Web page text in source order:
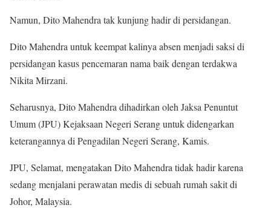
Namun, Dito Mahendra tak kunjung hadir di persidangan.
Dito Mahendra untuk keempat kalinya absen menjadi saksi di
persidangan kasus pencemaran nama baik dengan terdakwa
Nikita Mirzani.
Seharusnya, Dito Mahendra dihadirkan oleh Jaksa Penuntut
Umum (JPU) Kejaksaan Negeri Serang untuk didengarkan
keterangannya di Pengadilan Negeri Serang, Kamis.
JPU, Selamat, mengatakan Dito Mahendra tidak hadir karena
sedang menjalani perawatan medis di sebuah rumah sakit di
Johor, Malaysia.